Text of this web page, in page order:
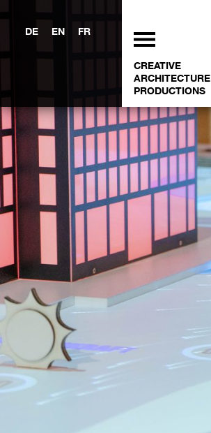
DE EN FR
CREATIVE
ARCHITECTURE
PRODUCTIONS